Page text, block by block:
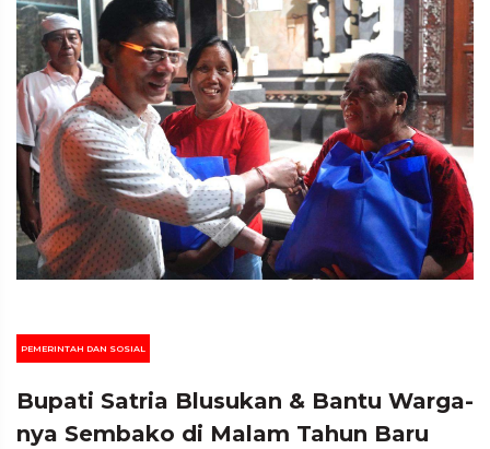
PEMERINTAH DAN SOSIAL
Bupati Satria Blusukan & Bantu Warga-
nya Sembako di Malam Tahun Baru